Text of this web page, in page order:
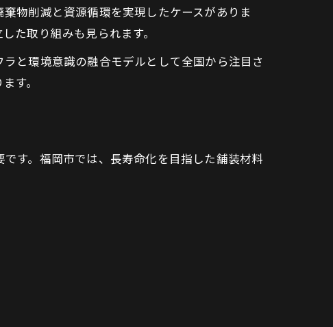
物削減と資源循環を実現したケースがありま
た取り組みも見られます。
と環境意識の融合モデルとして全国から注目さ
す。
す。福岡市では、長寿命化を目指した舗装材料